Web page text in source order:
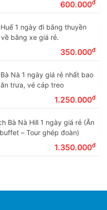
600.000đ
1 ngày đi bằng thuyền
bằng xe giá rẻ.
350.000đ
Nà 1 ngày giá rẻ nhất bao
trưa, vé cáp treo
1.250.000đ
Bà Nà Hill 1 ngày giá rẻ (Ăn
– Tour ghép đoàn)
1.350.000đ